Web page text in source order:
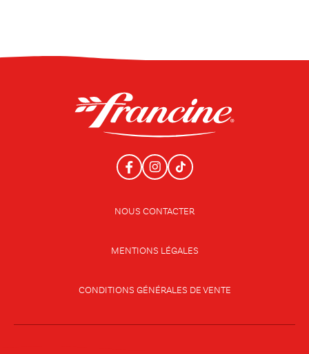
NOUS CONTACTER
MENTIONS LÉGALES
CONDITIONS GÉNÉRALES DE VENTE